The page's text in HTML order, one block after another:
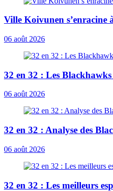
Ville Koivunen
06 août 2026
32 en 32 : Les
06 août 2026
32 en 32 : Analyse des
06 août 2026
32 en 32 : Les meilleurs